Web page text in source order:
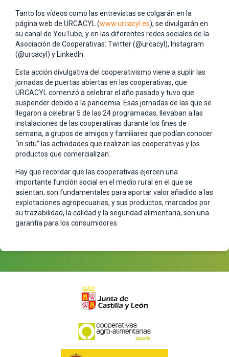
Tanto los vídeos como las entrevistas se colgarán en la
página web de URCACYL (www.urcacyl.es), se divulgarán en
su canal de YouTube, y en las diferentes redes sociales de la
Asociación de Cooperativas: Twitter (@urcacyl), Instagram
(@urcacyl) y LinkedIn.
Esta acción divulgativa del cooperativismo viene a suplir las
jornadas de puertas abiertas en las cooperativas, que
URCACYL comenzó a celebrar el año pasado y tuvo que
suspender debido a la pandemia. Esas jornadas de las que se
llegaron a celebrar 5 de las 24 programadas, llevaban a las
instalaciones de las cooperativas durante los fines de
semana, a grupos de amigos y familiares que podían conocer
“in situ” las actividades que realizan las cooperativas y los
productos que comercializan.
Hay que recordar que las cooperativas ejercen una
importante función social en el medio rural en el que se
asientan, son fundamentales para aportar valor añadido a las
explotaciones agropecuarias, y sus productos, marcados por
su trazabilidad, la calidad y la seguridad alimentaria, son una
garantía para los consumidores.